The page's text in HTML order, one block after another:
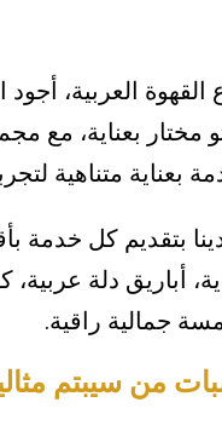
العربية، أجود
مختار بعناية، مع
بعناية متناهية
بتقديم كل خدمة
أباريق دلة
جمالية راقية.
من سيبتم